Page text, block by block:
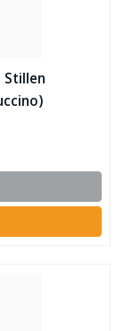
Stillen